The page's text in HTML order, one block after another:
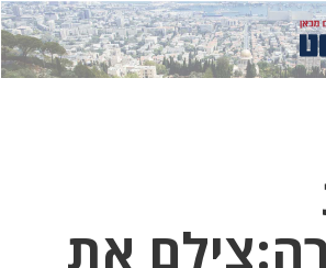
לחץ
כאן
לחץ
כדי
את